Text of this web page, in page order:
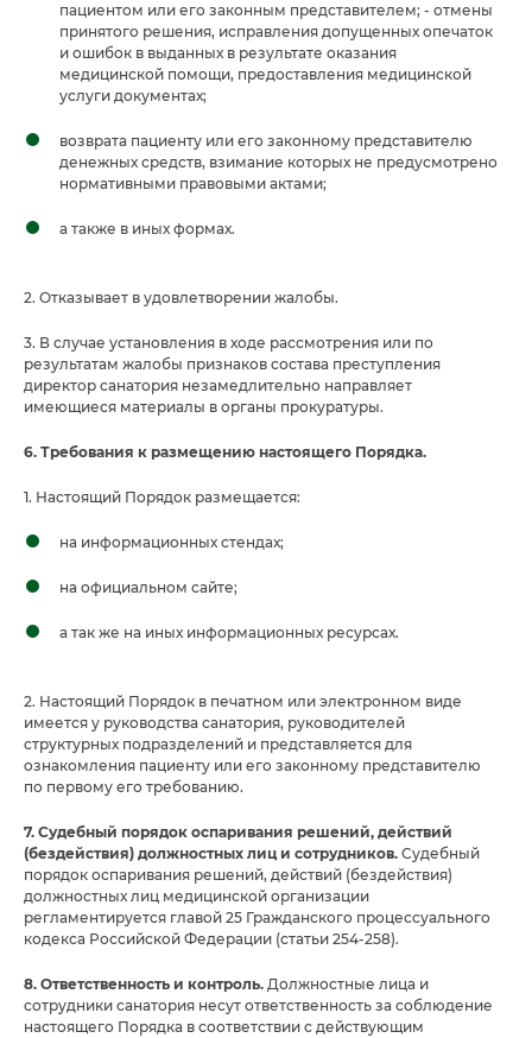
пациентом или его законным представителем; - отмены
принятого решения, исправления допущенных опечаток
и ошибок в выданных в результате оказания
медицинской помощи, предоставления медицинской
услуги документах;
возврата пациенту или его законному представителю
денежных средств, взимание которых не предусмотрено
нормативными правовыми актами;
а также в иных формах.
2. Отказывает в удовлетворении жалобы.
3. В случае установления в ходе рассмотрения или по
результатам жалобы признаков состава преступления
директор санатория незамедлительно направляет
имеющиеся материалы в органы прокуратуры.
6. Требования к размещению настоящего Порядка.
1. Настоящий Порядок размещается:
на информационных стендах;
на официальном сайте;
а так же на иных информационных ресурсах.
2. Настоящий Порядок в печатном или электронном виде
имеется у руководства санатория, руководителей
структурных подразделений и представляется для
ознакомления пациенту или его законному представителю
по первому его требованию.
7. Судебный порядок оспаривания решений, действий
(бездействия) должностных лиц и сотрудников. Судебный
порядок оспаривания решений, действий (бездействия)
должностных лиц медицинской организации
регламентируется главой 25 Гражданского процессуального
кодекса Российской Федерации (статьи 254-258).
8. Ответственность и контроль. Должностные лица и
сотрудники санатория несут ответственность за соблюдение
настоящего Порядка в соответствии с действующим